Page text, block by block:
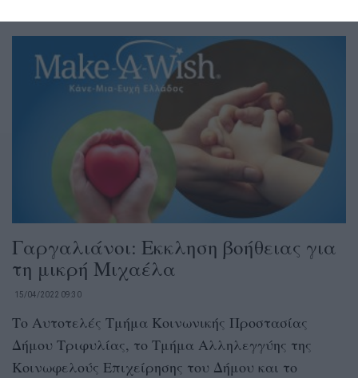
Γαργαλιάνοι: Εκκληση βοήθειας για
τη μικρή Μιχαέλα
15/04/2022 09:30
Το Αυτοτελές Τμήμα Κοινωνικής Προστασίας
Δήμου Τριφυλίας, το Τμήμα Αλληλεγγύης της
Κοινωφελούς Επιχείρησης του Δήμου και το